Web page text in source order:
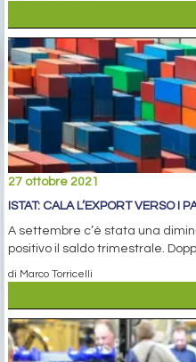
27 ottobre 2021
ISTAT: CALA L’EXPORT VERSO I
A settembre c’è stata una
positivo il saldo trimestrale.
di Marco Torricelli